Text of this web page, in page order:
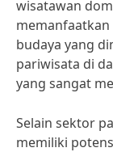
wisatawan
memanfaatkan
budaya yang
pariwisata di
yang sangat
Selain sektor
memiliki